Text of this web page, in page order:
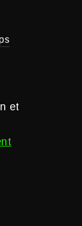
et